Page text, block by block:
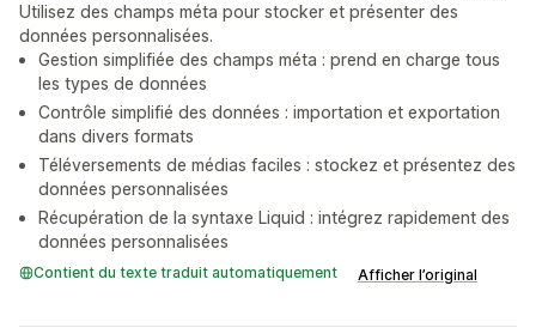
Utilisez des champs méta pour stocker et présenter des
données personnalisées.
Gestion simplifiée des champs méta : prend en charge tous
les types de données
Contrôle simplifié des données : importation et exportation
dans divers formats
Téléversements de médias faciles : stockez et présentez des
données personnalisées
Récupération de la syntaxe Liquid : intégrez rapidement des
données personnalisées
Contient du texte traduit automatiquement Afficher l’original